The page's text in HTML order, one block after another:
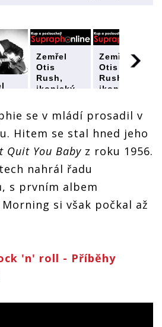
Zemřel
Otis
Rush,
ikonický
kytarista.
Byl
vzorem
Santanu
nebo Led
Zeppelin
Zemřel
Otis
Rush,
ikonický
kytarista.
Byl
vzorem
Santanu
se v mládí prosadil v
Hitem se stal hned jeho
Quit You Baby z roku 1956.
nahrál řadu
s prvním albem
si však počkal až
'n' roll - Příběhy